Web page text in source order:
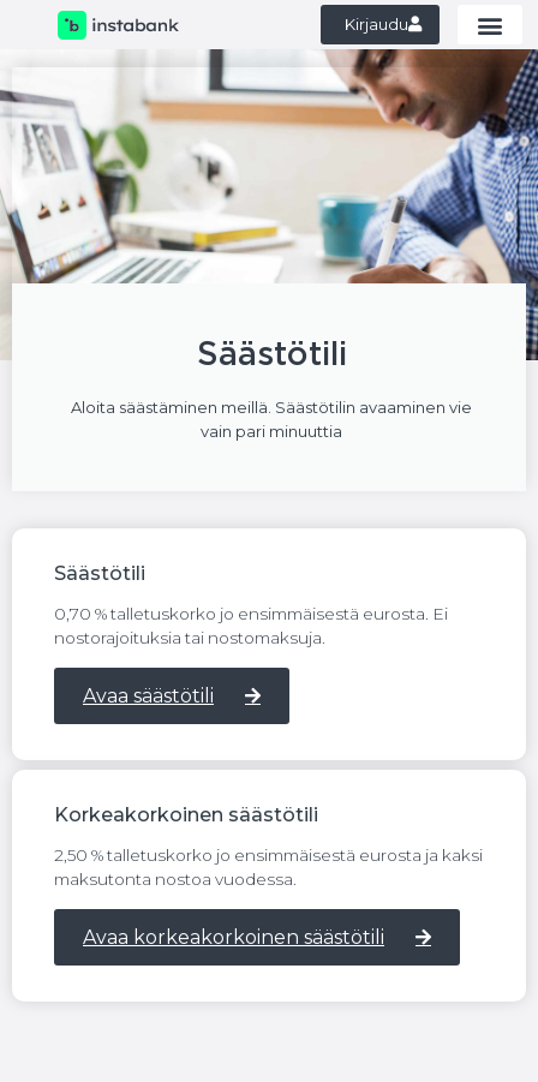
Kirjaudu
Säästötili
Aloita säästäminen meillä. Säästötilin avaaminen vie
vain pari minuuttia
Säästötili
0,70 % talletuskorko jo ensimmäisestä eurosta. Ei
nostorajoituksia tai nostomaksuja.
Avaa säästötili
Korkeakorkoinen säästötili
2,50 % talletuskorko jo ensimmäisestä eurosta ja kaksi
maksutonta nostoa vuodessa.
Avaa korkeakorkoinen säästötili